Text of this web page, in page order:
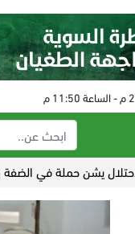
حملة في الضفة والقدس